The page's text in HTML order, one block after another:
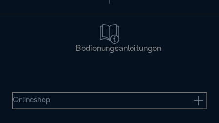
Bedienungsanleitungen
Onlineshop